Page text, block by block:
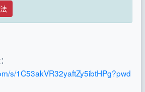
s/1C53akVR32yaftZy5ibtHPg?pwd